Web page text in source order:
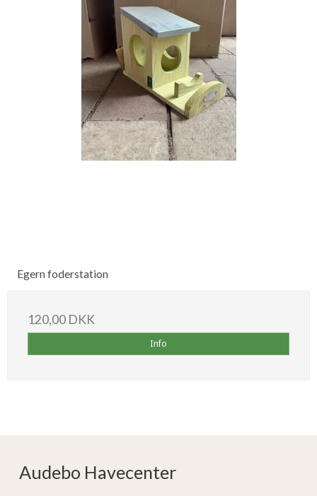
Egern foderstation
120,00 DKK
Info
Audebo Havecenter